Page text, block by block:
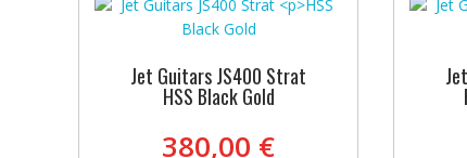
Jet Guitars JS400 Strat
HSS Black Gold
380,00 €